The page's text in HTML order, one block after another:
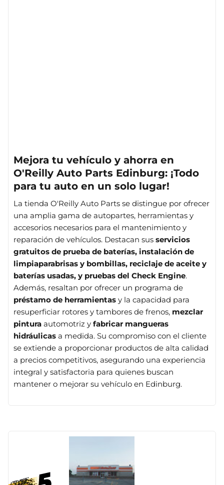
Mejora tu vehículo y ahorra en
O'Reilly Auto Parts Edinburg: ¡Todo
para tu auto en un solo lugar!
La tienda O'Reilly Auto Parts se distingue por ofrecer
una amplia gama de autopartes, herramientas y
accesorios necesarios para el mantenimiento y
reparación de vehículos. Destacan sus servicios
gratuitos de prueba de baterías, instalación de
limpiaparabrisas y bombillas, reciclaje de aceite y
baterías usadas, y pruebas del Check Engine.
Además, resaltan por ofrecer un programa de
préstamo de herramientas y la capacidad para
resuperficiar rotores y tambores de frenos, mezclar
pintura automotriz y fabricar mangueras
hidráulicas a medida. Su compromiso con el cliente
se extiende a proporcionar productos de alta calidad
a precios competitivos, asegurando una experiencia
integral y satisfactoria para quienes buscan
mantener o mejorar su vehículo en Edinburg​​.